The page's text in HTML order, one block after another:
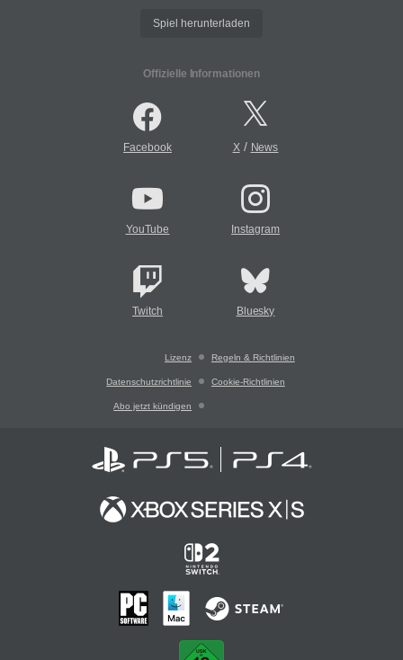
Spiel herunterladen
Offizielle Informationen
Facebook X/ News
YouTube Instagram
Twitch Bluesky
Lizenz Regeln & Richtlinien
Datenschutzrichtlinie Cookie-Richtlinien
Abo jetzt kündigen